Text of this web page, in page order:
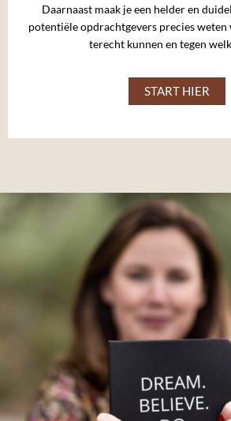
Daarnaast maak je een helder en
potentiële opdrachtgevers precies weten
terecht kunnen en tegen
START HIER